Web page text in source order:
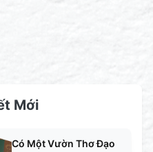
Mới
Có Một Vườn Thơ Đạo